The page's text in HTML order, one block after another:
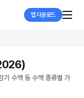
앱 다운로드
기 수액 등 수액 종류별 가